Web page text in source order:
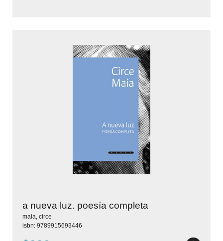
a nueva luz. poesía completa
maia, circe
isbn: 9789915693446